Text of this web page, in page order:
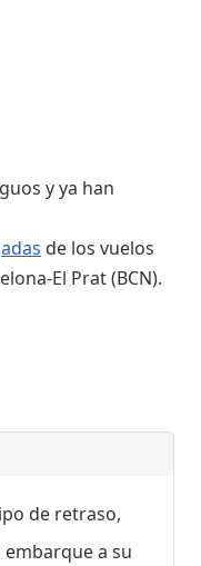
y ya han
de los vuelos
El Prat (BCN).
de retraso,
embarque a su